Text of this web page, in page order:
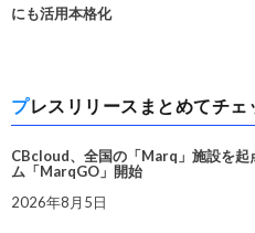
にも活用本格化
プレスリリースまとめてチェ
CBcloud、全国の「Marq」施設を起
ム「MarqGO」開始
2026年8月5日